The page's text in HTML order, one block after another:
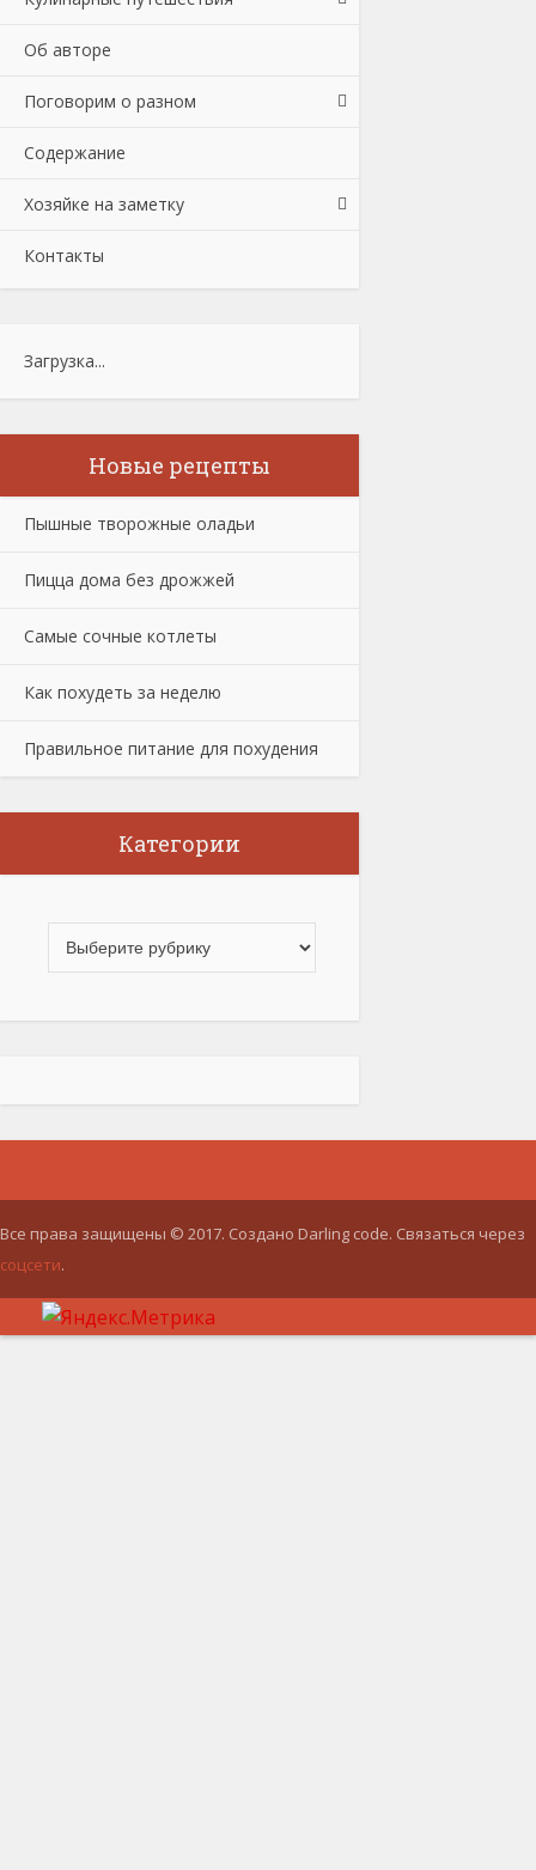
Об авторе
Поговорим о разном
Содержание
Хозяйке на заметку
Контакты
Загрузка...
Новые рецепты
Пышные творожные оладьи
Пицца дома без дрожжей
Самые сочные котлеты
Как похудеть за неделю
Правильное питание для похудения
Категории
Все права защищены © 2017. Создано Darling code. Связаться через
соцсети.